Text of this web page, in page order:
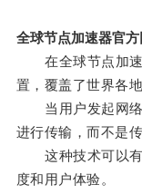
全球节点加速器官
在全球节点加速
置，覆盖了世界各地
当用户发起网络
进行传输，而不是
这种技术可以有
度和用户体验。